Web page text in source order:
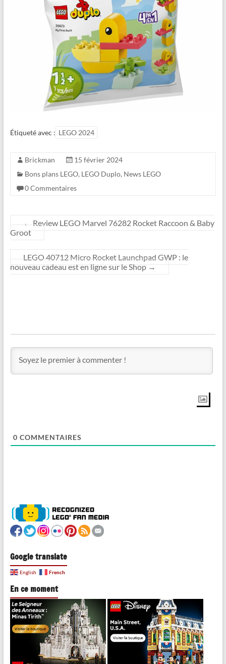
Étiqueté avec : LEGO 2024
Brickman
15 février 2024
Bons plans LEGO, LEGO Duplo, News LEGO
0 Commentaires
←
Review LEGO Marvel 76282 Rocket Raccoon & Baby
Groot
LEGO 40712 Micro Rocket Launchpad GWP : le
nouveau cadeau est en ligne sur le Shop →
0 COMMENTAIRES
Google translate
English French
En ce moment